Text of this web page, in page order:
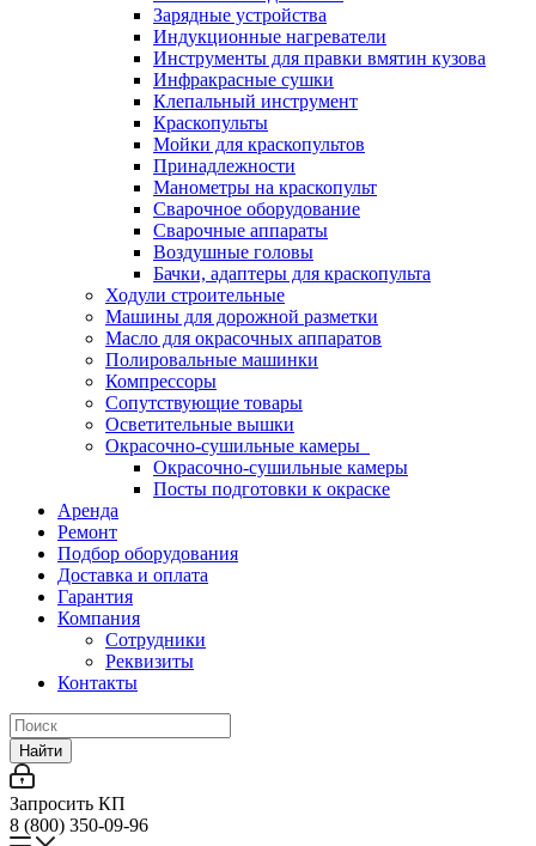
Зарядные устройства
Индукционные нагреватели
Инструменты для правки вмятин кузова
Инфракрасные сушки
Клепальный инструмент
Краскопульты
Мойки для краскопультов
Принадлежности
Манометры на краскопульт
Сварочное оборудование
Сварочные аппараты
Воздушные головы
Бачки, адаптеры для краскопульта
Ходули строительные
Машины для дорожной разметки
Масло для окрасочных аппаратов
Полировальные машинки
Компрессоры
Сопутствующие товары
Осветительные вышки
Окрасочно-сушильные камеры
Окрасочно-сушильные камеры
Посты подготовки к окраске
Аренда
Ремонт
Подбор оборудования
Доставка и оплата
Гарантия
Компания
Сотрудники
Реквизиты
Контакты
Найти
Запросить КП
8 (800) 350-09-96